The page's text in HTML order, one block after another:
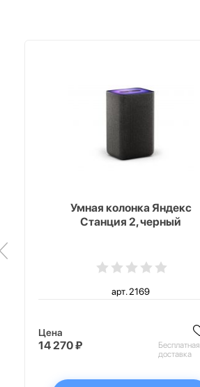
Умная колонка Яндекс
Станция 2, черный
арт. 2169
Цена
14 270 ₽
Бесплатная
доставка